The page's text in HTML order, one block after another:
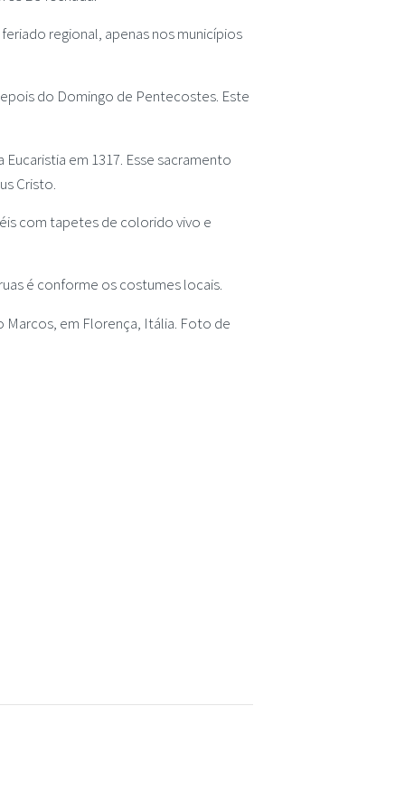
regional, apenas nos municípios
do Domingo de Pentecostes. Este
em 1317. Esse sacramento
Cristo.
com tapetes de colorido vivo e
é conforme os costumes locais.
Marcos, em Florença, Itália. Foto de